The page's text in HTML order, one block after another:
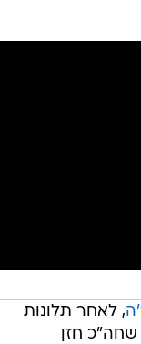
, לאחר תלונות
שחה"כ חזן